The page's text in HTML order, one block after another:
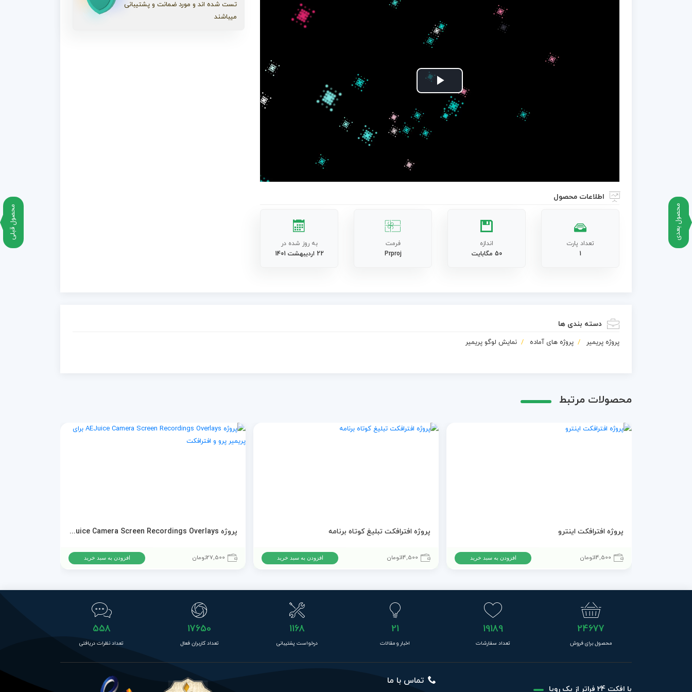
محصول قبلی محصول بعدی
Play
Video
اطلاعات محصول
تعداد پارت
1
اندازه
50 مگابایت
فرمت
Prproj
به روز شده در
22 اردیبهشت 1401
تست شده اند و مورد ضمانت و پشتیبانی
میباشند
دسته بندی ها
پروژه پریمیر پروژه های آماده نمایش لوگو پریمیر
محصولات مرتبط
پروژه افترافکت اینترو
14,500تومان افزودن به سبد خرید
پروژه افترافکت تبلیغ کوتاه برنامه
14,500تومان افزودن به سبد خرید
پروژه AEJuice Camera Screen Recordings Overlays برای پریمیر پرو و افترافکت
27,500تومان افزودن به سبد خرید
24677
محصول برای فروش
19189
تعداد سفارشات
21
اخبار و مقالات
1168
درخواست پشتیبانی
17650
تعداد کاربران فعال
558
تعداد نظرات دریافتی
با افکت 24 فراتر از یک رویا
تماس با ما